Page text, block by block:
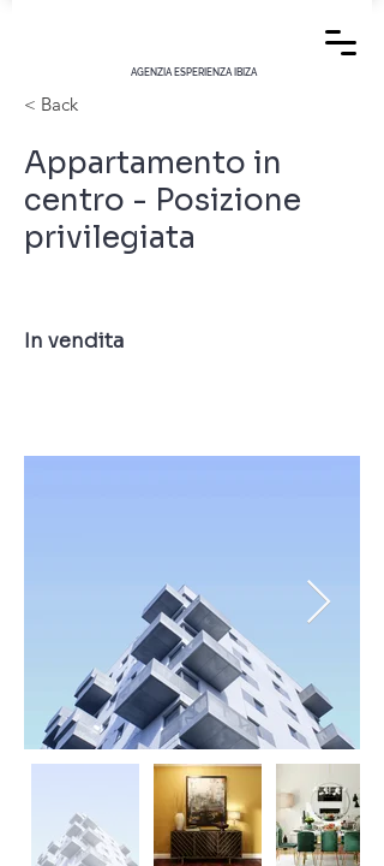
AGENZIA ESPERIENZA IBIZA
< Back
Appartamento in
centro - Posizione
privilegiata
In vendita